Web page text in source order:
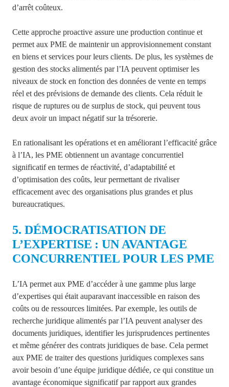
d’arrêt coûteux.
Cette approche proactive assure une production continue et
permet aux PME de maintenir un approvisionnement constant
en biens et services pour leurs clients. De plus, les systèmes de
gestion des stocks alimentés par l’IA peuvent optimiser les
niveaux de stock en fonction des données de vente en temps
réel et des prévisions de demande des clients. Cela réduit le
risque de ruptures ou de surplus de stock, qui peuvent tous
deux avoir un impact négatif sur la trésorerie.
En rationalisant les opérations et en améliorant l’efficacité grâce
à l’IA, les PME obtiennent un avantage concurrentiel
significatif en termes de réactivité, d’adaptabilité et
d’optimisation des coûts, leur permettant de rivaliser
efficacement avec des organisations plus grandes et plus
bureaucratiques.
5. DÉMOCRATISATION DE
L’EXPERTISE : UN AVANTAGE
CONCURRENTIEL POUR LES PME
L’IA permet aux PME d’accéder à une gamme plus large
d’expertises qui était auparavant inaccessible en raison des
coûts ou de ressources limitées. Par exemple, les outils de
recherche juridique alimentés par l’IA peuvent analyser des
documents juridiques, identifier les jurisprudences pertinentes
et même générer des contrats juridiques de base. Cela permet
aux PME de traiter des questions juridiques complexes sans
avoir besoin d’une équipe juridique dédiée, ce qui constitue un
avantage économique significatif par rapport aux grandes